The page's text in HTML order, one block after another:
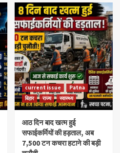
current issue
Patna
बिहार
राज्य स्वास्थ्य
आठ दिन बाद खत्म हुई
सफाईकर्मियों की हड़ताल, अब
7,500 टन कचरा हटाने की बड़ी